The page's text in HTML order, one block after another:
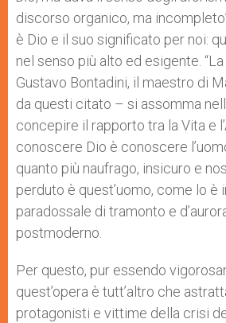
discorso organico, ma
è Dio e il suo significato per noi:
nel senso più alto ed esigente.
Gustavo Bontadini, il maestro di
da questi citato – si assomma
concepire il rapporto tra la Vita e
conoscere Dio è conoscere
quanto più naufrago, insicuro e
perduto è quest’uomo, come lo è
paradossale di tramonto e
postmoderno.
Per questo, pur essendo
quest’opera è tutt’altro che
protagonisti e vittime della crisi